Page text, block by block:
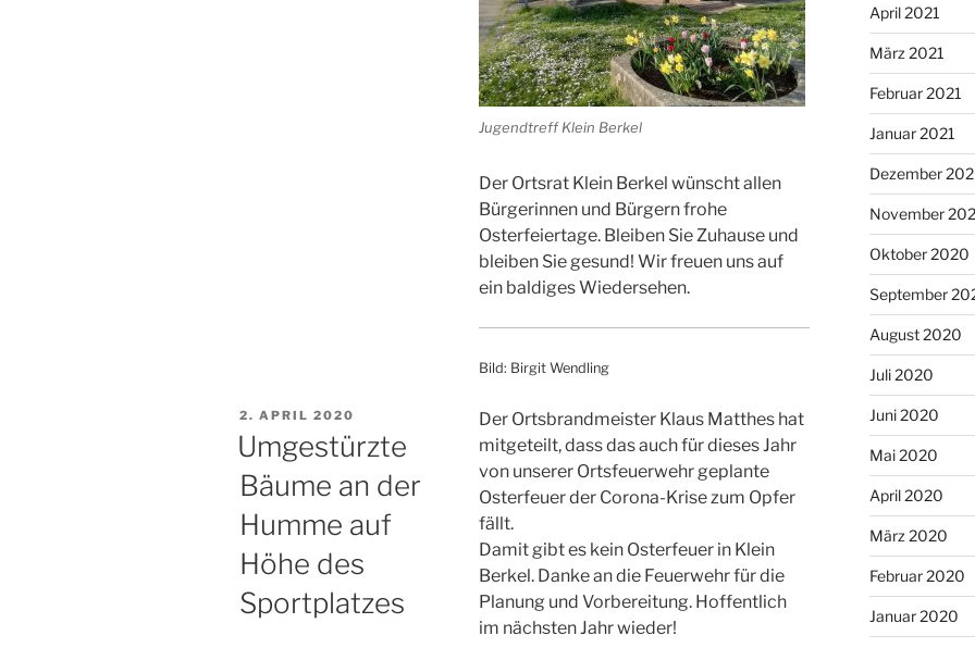
Jugendtreff Klein Berkel
Der Ortsrat Klein Berkel wünscht allen
Bürgerinnen und Bürgern frohe
Osterfeiertage. Bleiben Sie Zuhause und
bleiben Sie gesund! Wir freuen uns auf
ein baldiges Wiedersehen.
Bild: Birgit Wendling
Der Ortsbrandmeister Klaus Matthes hat
mitgeteilt, dass das auch für dieses Jahr
von unserer Ortsfeuerwehr geplante
Osterfeuer der Corona-Krise zum Opfer
fällt.
Damit gibt es kein Osterfeuer in Klein
Berkel. Danke an die Feuerwehr für die
Planung und Vorbereitung. Hoffentlich
im nächsten Jahr wieder!
VERÖFFENTLICHT
AM
2. APRIL 2020
Umgestürzte
Bäume an der
Humme auf
Höhe des
Sportplatzes
April 2021
März 2021
Februar 2021
Januar 2021
Dezember
November
Oktober 2020
September
August 2020
Juli 2020
Juni 2020
Mai 2020
April 2020
März 2020
Februar 2020
Januar 2020